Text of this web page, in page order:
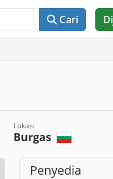
Cari
Lokasi
Burgas
Penyedia